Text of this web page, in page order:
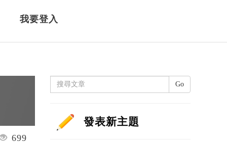
我要登入
699
Go
發表新主題